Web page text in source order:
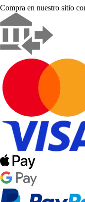
Compra en nuestro sitio